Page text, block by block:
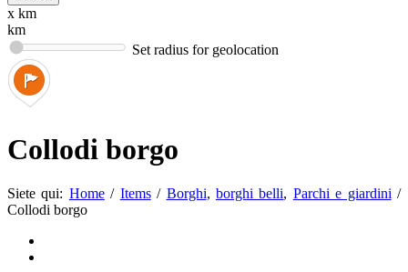
x km
km
Set radius for geolocation
Collodi borgo
Siete qui: Home / Items / Borghi, borghi belli, Parchi e giardini /
Collodi borgo